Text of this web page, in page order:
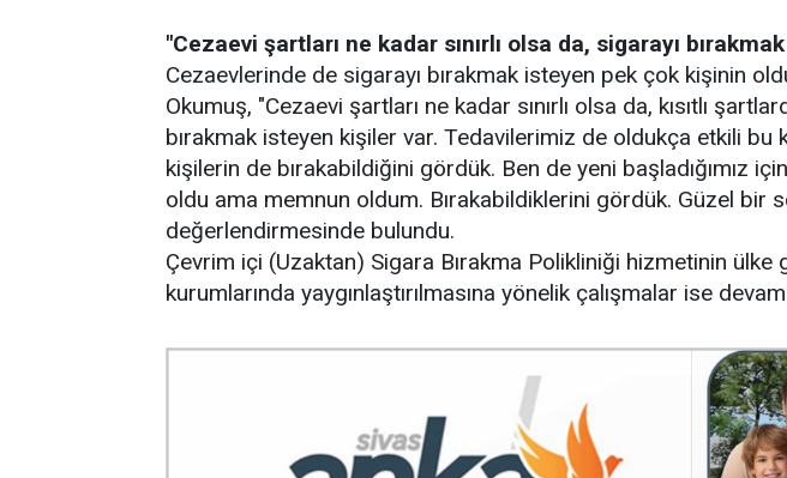
"Cezaevi şartları ne kadar sınırlı olsa da, sigarayı
Cezaevlerinde de sigarayı bırakmak isteyen pek çok kişinin
Okumuş, "Cezaevi şartları ne kadar sınırlı olsa da, kısıtlı
bırakmak isteyen kişiler var. Tedavilerimiz de oldukça etkili bu
kişilerin de bırakabildiğini gördük. Ben de yeni başladığımız
oldu ama memnun oldum. Bırakabildiklerini gördük. Güzel bir
değerlendirmesinde bulundu.
Çevrim içi (Uzaktan) Sigara Bırakma Polikliniği hizmetinin ülke
kurumlarında yaygınlaştırılmasına yönelik çalışmalar ise